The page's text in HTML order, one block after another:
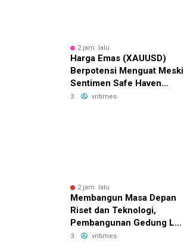
2 jam lalu
Harga Emas (XAUUSD)
Berpotensi Menguat Meski
Sentimen Safe Haven
Mulai Berkurang
3 vritimes
2 jam lalu
Membangun Masa Depan
Riset dan Teknologi,
Pembangunan Gedung L-
SSIT Universitas Udayana
3 vritimes